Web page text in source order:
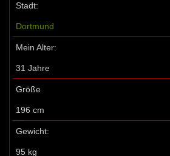
Stadt:
Dortmund
Mein Alter:
31 Jahre
Größe
196 cm
Gewicht:
95 kg